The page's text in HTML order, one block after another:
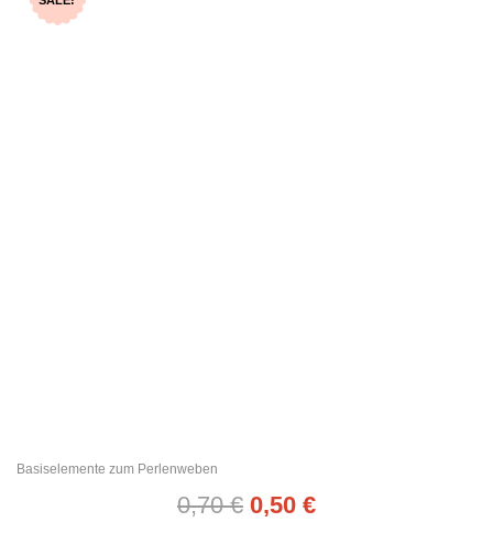
Basiselemente zum Perlenweben
0,70€ 0,50 €